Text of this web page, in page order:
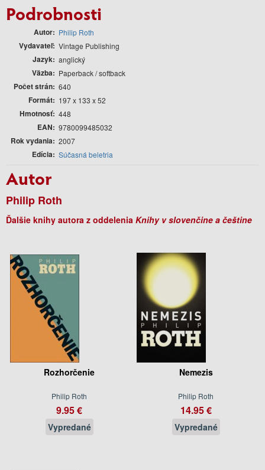
Podrobnosti
Autor Philip Roth
Vydavateľ Vintage Publishing
Jazyk anglický
Väzba Paperback / softback
Počet strán 640
Formát 197 x 133 x 52
Hmotnosť 448
EAN 9780099485032
Rok vydania 2007
Edícia Súčasná beletria
Autor
Philip Roth
Ďalšie knihy autora z oddelenia Knihy v slovenčine a češtine
Rozhorčenie
Philip Roth
9.95 €
Vypredané
Nemezis
Philip Roth
14.95 €
Vypredané